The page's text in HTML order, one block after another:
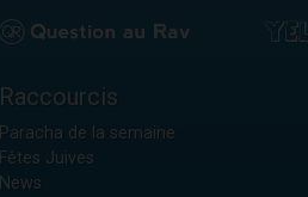
Raccourcis
Paracha de la semaine
Fêtes Juives
News